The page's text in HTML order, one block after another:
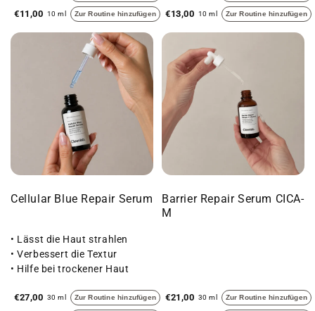
€11,00 10 ml Zur Routine hinzufügen €13,00 10 ml Zur Routine hinzufügen
Cellular Blue Repair Serum
• Lässt die Haut strahlen
• Verbessert die Textur
• Hilfe bei trockener Haut
€27,00 30 ml Zur Routine hinzufügen
Barrier Repair Serum CICA-
M
€21,00 30 ml Zur Routine hinzufügen